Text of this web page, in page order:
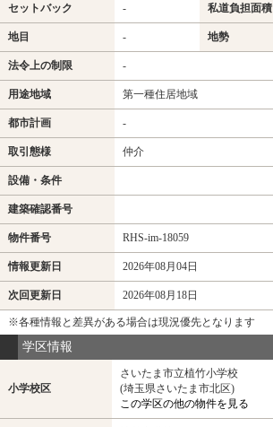
セットバック - 私道負担面積
地目 - 地勢
法令上の制限 -
用途地域 第一種住居地域
都市計画 -
取引態様 仲介
設備・条件
建築確認番号
物件番号 RHS-im-18059
情報更新日 2026年08月04日
次回更新日 2026年08月18日
※各種情報と差異がある場合は現況優先となります
学区情報
小学校区
さいたま市立植竹小学校
(埼玉県さいたま市北区)
この学区の他の物件を見る